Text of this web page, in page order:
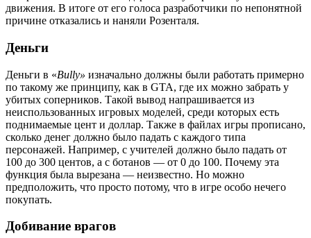
движения. В итоге от его голоса разработчики по непонятной
причине отказались и наняли Розенталя.
Деньги
Деньги в «Bully» изначально должны были работать примерно
по такому же принципу, как в GTA, где их можно забрать у
убитых соперников. Такой вывод напрашивается из
неиспользованных игровых моделей, среди которых есть
поднимаемые цент и доллар. Также в файлах игры прописано,
сколько денег должно было падать с каждого типа
персонажей. Например, с учителей должно было падать от
100 до 300 центов, а с ботанов — от 0 до 100. Почему эта
функция была вырезана — неизвестно. Но можно
предположить, что просто потому, что в игре особо нечего
покупать.
Добивание врагов